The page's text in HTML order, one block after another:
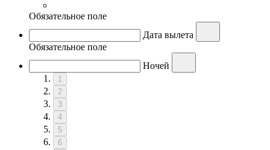
Обязательное поле
Дата вылета
Обязательное поле
Ночей
1
2
3
4
5
6